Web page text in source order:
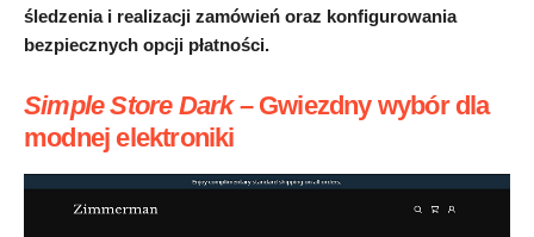
śledzenia i realizacji zamówień oraz konfigurowania
bezpiecznych opcji płatności.
Simple Store Dark– Gwiezdny wybór dla
modnej elektroniki